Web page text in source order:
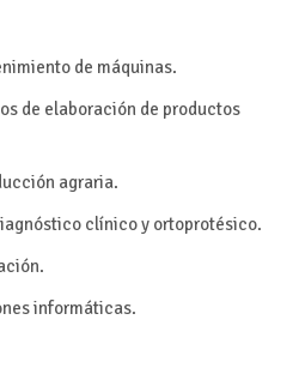
de máquinas.
de elaboración de productos
agraria.
clínico y ortoprotésico.
informáticas.